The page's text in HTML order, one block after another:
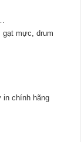
gạt mực, drum
in chính hãng